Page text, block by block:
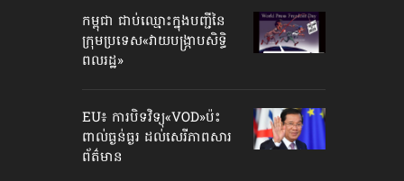
កម្ពុជា ជាប់ឈ្មោះ​​ក្នុងបញ្ជី​​នៃ
ក្រុមប្រទេស​«វាយបង្ក្រាប​សិទ្ធិ
ពលរដ្ឋ»
EU៖ ការបិទវិទ្យុ«VOD»ប៉ះ
ពាល់ធ្ងន់ធ្ងរ ដល់សេរីភាព​សារ
ព័ត៌មាន